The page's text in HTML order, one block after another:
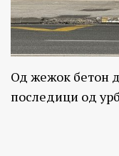
Од жежок бетон
последици од